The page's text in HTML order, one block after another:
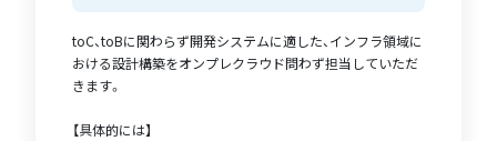
toC、toBに関わらず開発システムに適した、インフラ領域に
おける設計構築をオンプレクラウド問わず担当していただ
きます。
【具体的には】